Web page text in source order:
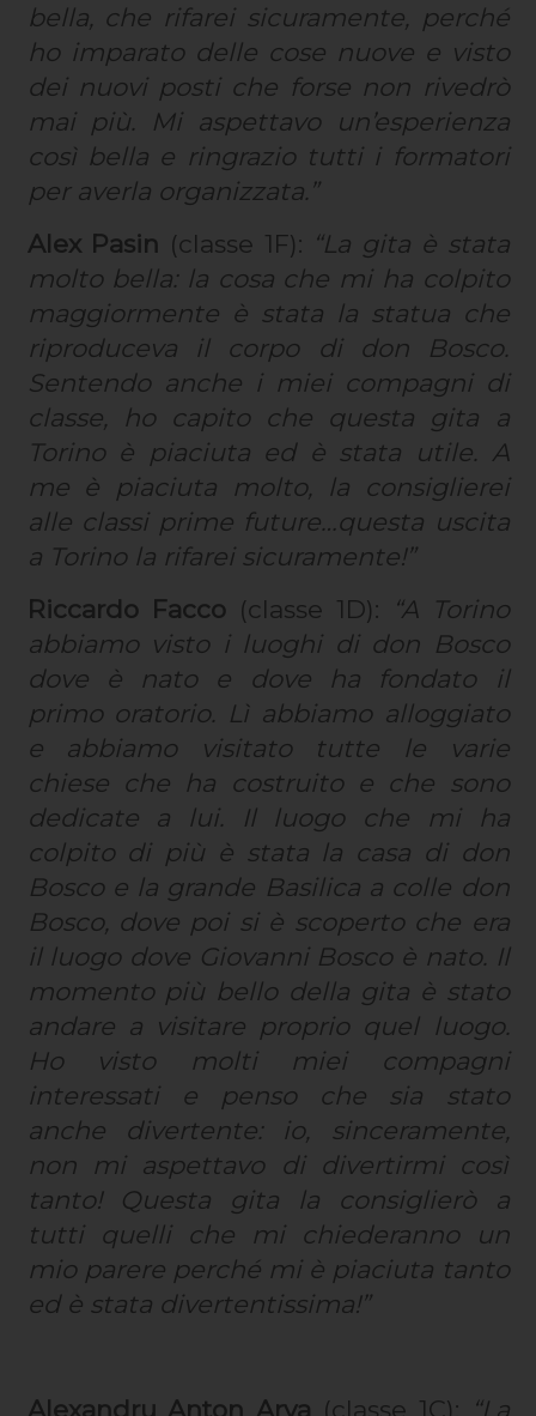
bella, che rifarei sicuramente, perché
ho imparato delle cose nuove e visto
dei nuovi posti che forse non rivedrò
mai più. Mi aspettavo un’esperienza
così bella e ringrazio tutti i formatori
per averla organizzata.”
Alex Pasin (classe 1F): “La gita è stata
molto bella: la cosa che mi ha colpito
maggiormente è stata la statua che
riproduceva il corpo di don Bosco.
Sentendo anche i miei compagni di
classe, ho capito che questa gita a
Torino è piaciuta ed è stata utile. A
me è piaciuta molto, la consiglierei
alle classi prime future…questa uscita
a Torino la rifarei sicuramente!”
Riccardo Facco(classe 1D):
“A Torino
abbiamo visto i luoghi di don Bosco
dove è nato e dove ha fondato il
primo oratorio. Lì abbiamo alloggiato
e abbiamo visitato tutte le varie
chiese che ha costruito e che sono
dedicate a lui. Il luogo che mi ha
colpito di più è stata la casa di don
Bosco e la grande Basilica a colle don
Bosco, dove poi si è scoperto che era
il luogo dove Giovanni Bosco è nato. Il
momento più bello della gita è stato
andare a visitare proprio quel luogo.
Ho visto molti miei compagni
interessati e penso che sia stato
anche divertente: io, sinceramente,
non mi aspettavo di divertirmi così
tanto! Questa gita la consiglierò a
tutti quelli che mi chiederanno un
mio parere perché mi è piaciuta tanto
ed è stata divertentissima!”
Alexandru Anton Arva (classe 1C): “La